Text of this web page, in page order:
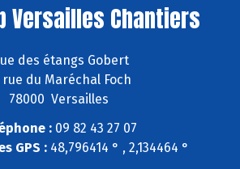
Versailles Chantiers
des étangs Gobert
rue du Maréchal Foch
78000 Versailles
: 09 82 43 27 07
GPS :48,796414 ° , 2,134464 °